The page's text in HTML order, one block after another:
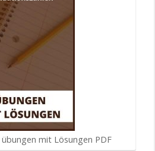
mit Lösungen PDF